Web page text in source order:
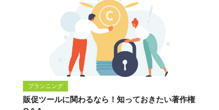
プランニング
販促ツールに関わるなら！知っておきたい著作権